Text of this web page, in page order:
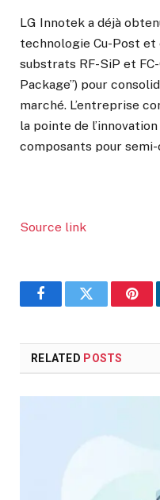
LG Innotek a déjà
technologie Cu-Post et
substrats RF-SiP et
Package”) pour
marché. L’entreprise
la pointe de
composants pour
Source link
FacebookTwitter
RELATED POSTS